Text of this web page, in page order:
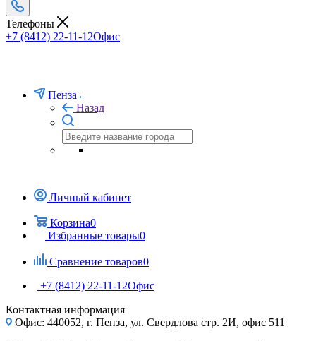
Телефоны
+7 (8412) 22-11-12Офис
Пенза
Назад
Личный кабинет
Корзина0
Избранные товары0
Сравнение товаров0
+7 (8412) 22-11-12Офис
Контактная информация
Офис: 440052, г. Пенза, ул. Свердлова стр. 2И, офис 511